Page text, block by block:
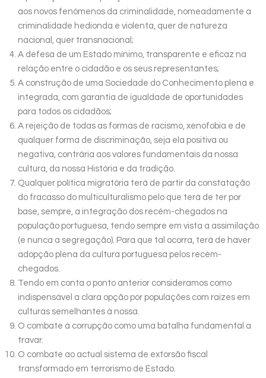
aos novos fenómenos da criminalidade, nomeadamente a
criminalidade hedionda e violenta, quer de natureza
nacional, quer transnacional;
A defesa de um Estado mínimo, transparente e eficaz na
relação entre o cidadão e os seus representantes;
A construção de uma Sociedade do Conhecimento plena e
integrada, com garantia de igualdade de oportunidades
para todos os cidadãos;
A rejeição de todas as formas de racismo, xenofobia e de
qualquer forma de discriminação, seja ela positiva ou
negativa, contrária aos valores fundamentais da nossa
cultura, da nossa História e da tradição.
Qualquer política migratória terá de partir da constatação
do fracasso do multiculturalismo pelo que terá de ter por
base, sempre, a integração dos recém-chegados na
população portuguesa, tendo sempre em vista a assimilação
(e nunca a segregação). Para que tal ocorra, terá de haver
adopção plena da cultura portuguesa pelos recém-
chegados.
Tendo em conta o ponto anterior consideramos como
indispensável a clara opção por populações com raizes em
culturas semelhantes à nossa.
O combate à corrupção como uma batalha fundamental a
travar.
O combate ao actual sistema de extorsão fiscal
transformado em terrorismo de Estado.